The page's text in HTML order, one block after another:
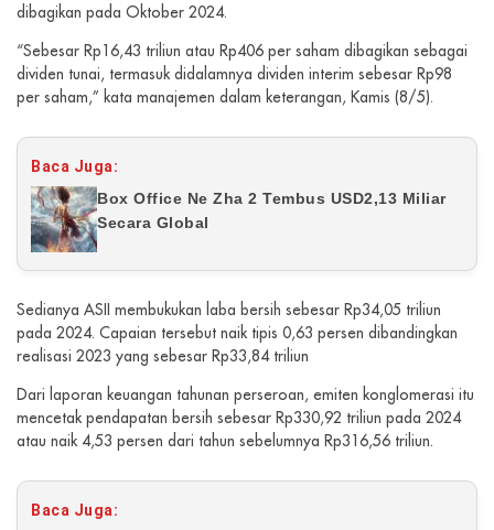
dibagikan pada Oktober 2024.
“Sebesar Rp16,43 triliun atau Rp406 per saham dibagikan sebagai
dividen tunai, termasuk didalamnya dividen interim sebesar Rp98
per saham,” kata manajemen dalam keterangan, Kamis (8/5).
Baca Juga:
Box Office Ne Zha 2 Tembus USD2,13 Miliar
Secara Global
Sedianya ASII membukukan laba bersih sebesar Rp34,05 triliun
pada 2024. Capaian tersebut naik tipis 0,63 persen dibandingkan
realisasi 2023 yang sebesar Rp33,84 triliun
Dari laporan keuangan tahunan perseroan, emiten konglomerasi itu
mencetak pendapatan bersih sebesar Rp330,92 triliun pada 2024
atau naik 4,53 persen dari tahun sebelumnya Rp316,56 triliun.
Baca Juga: